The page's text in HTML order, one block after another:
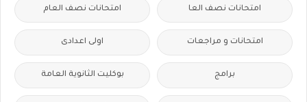
امتحانات نصف العا امتحانات نصف العام
امتحانات و مراجعات اولى اعدادى
برامج بوكليت الثانوية العامة